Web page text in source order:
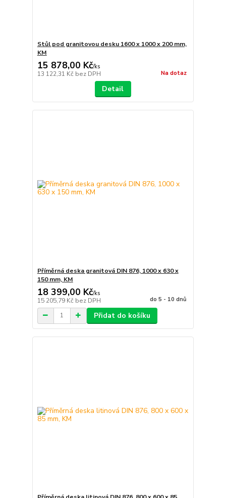
Stůl pod granitovou desku 1600 x 1000 x 200 mm,
KM
15 878,00 Kč/ks
13 122,31 Kč bez DPH Na dotaz
Detail
Příměrná deska granitová DIN 876, 1000 x 630 x
150 mm, KM
18 399,00 Kč/ks
15 205,79 Kč bez DPH do 5 - 10 dnů
Přidat do košíku